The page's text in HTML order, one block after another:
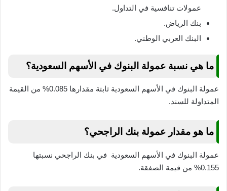
عمولات تنافسية في التداول.
بنك الرياض.
البنك العربي الوطني.
ما هي نسبة عمولة البنوك في الأسهم السعودية؟
عمولة البنوك في الأسهم السعودية ثابتة مقدارها 0.085% من القيمة
المتداولة للسند.
ما هو مقدار عمولة بنك الراجحي؟
عمولة البنوك في الأسهم السعودية في بنك الراجحي نسبتها
0.155% من قيمة الصفقة.